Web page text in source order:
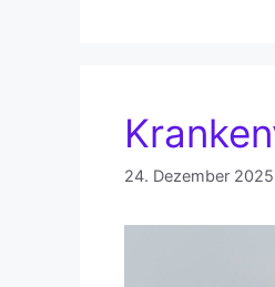
24. Dezember 2025